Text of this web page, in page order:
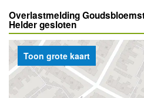
Overlastmelding
Helder gesloten
Toon grote kaart